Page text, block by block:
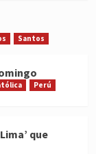
Santos
Perú
que